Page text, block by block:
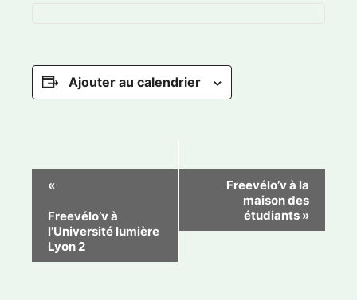
Ajouter au calendrier
«
Freevélo’v à
l’Université lumière
Lyon 2
Freevélo’v à la
maison des
étudiants »